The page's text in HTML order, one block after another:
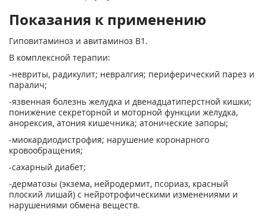
Показания к применению
Гиповитаминоз и авитаминоз В1.
В комплексной терапии:
-невриты, радикулит; невралгия; периферический парез и
паралич;
-язвенная болезнь желудка и двенадцатиперстной кишки;
понижение секреторной и моторной функции желудка,
анорексия, атония кишечника; атонические запоры;
-миокардиодистрофия; нарушение коронарного
кровообращения;
-сахарный диабет;
-дерматозы (экзема, нейродермит, псориаз, красный
плоский лишай) с нейротрофическими изменениями и
нарушениями обмена веществ.